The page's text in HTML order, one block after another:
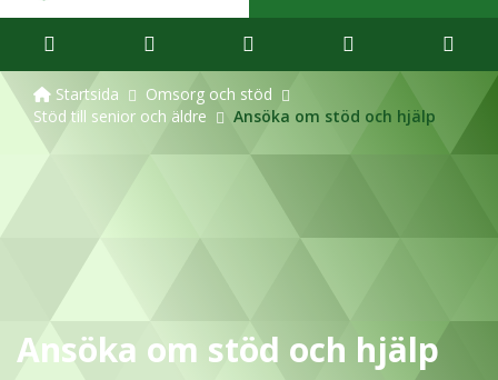
Startsida
Omsorg och stöd
Stöd till senior och äldre
Ansöka om stöd och hjälp
Ansöka om stöd och hjälp